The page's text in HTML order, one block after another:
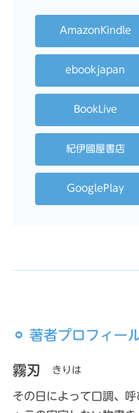
⚪︎ 著者プロフィー
霧刃 きりは
その日によって口調、
AmazonKindle
ebookjapan
BookLive
紀伊國屋書店
GooglePlay